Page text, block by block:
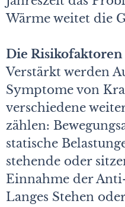
Wärme weitet die
Die Risikofaktoren
Verstärkt werden
Symptome von
verschiedene
zählen:
statische
stehende oder
Einnahme der
Langes Stehen